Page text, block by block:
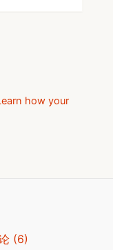
how your
(6)